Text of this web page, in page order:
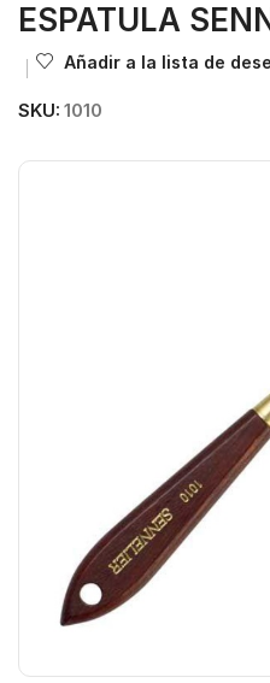
ESPATULA
Añadir a la lista de
SKU: 1010